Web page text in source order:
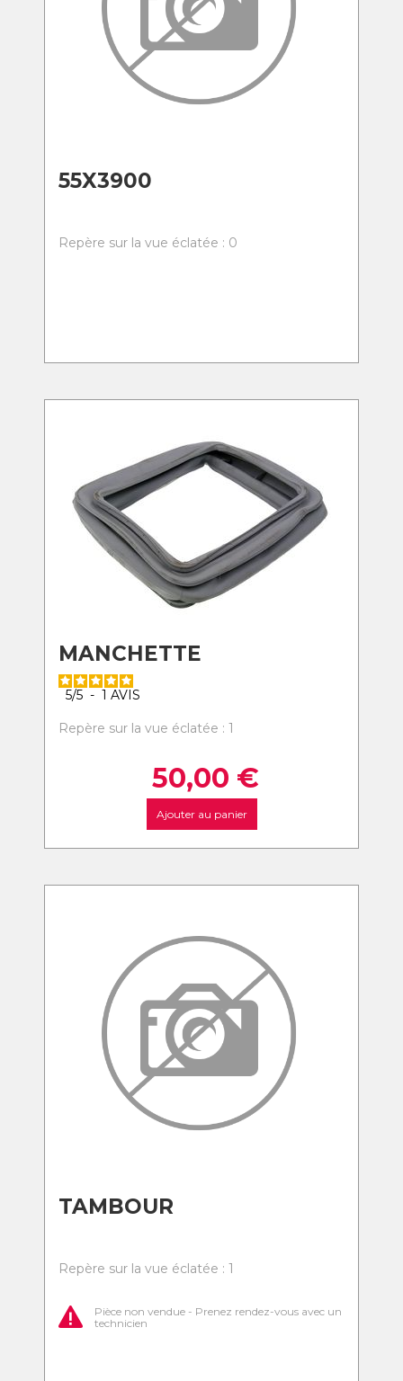
55X3900
Repère sur la vue éclatée : 0
MANCHETTE
5/5 - 1 AVIS
Repère sur la vue éclatée : 1
50,00 €
Ajouter au panier
TAMBOUR
Repère sur la vue éclatée : 1
Pièce non vendue - Prenez rendez-vous avec un
technicien